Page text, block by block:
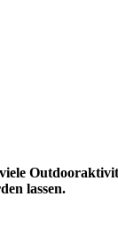
lassen.